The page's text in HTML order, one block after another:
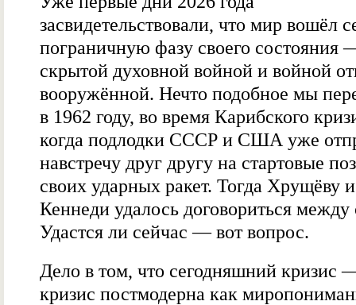
засвидетельствовали, что мир вошёл
пограничную фазу своего
скрытой духовной войной и войной
вооружённой. Нечто подобное мы
в 1962 году, во время Карибского
когда подлодки СССР и США уже
навстречу друг другу на стартовые
своих ударных ракет. Тогда Хрущёву и
Кеннеди удалось договориться между
Удастся ли сейчас — вот вопрос.
Дело в том, что сегодняшний кризис
кризис постмодерна как